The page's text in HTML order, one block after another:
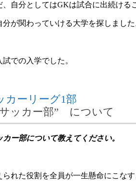
、自分としてはGKは試合に出続ける
が関わっていける大学を探しました
での入学でした。
カーリーグ1部
ッカー部” について
カー部について教えてください。
れた役割を全員が一生懸命にこな